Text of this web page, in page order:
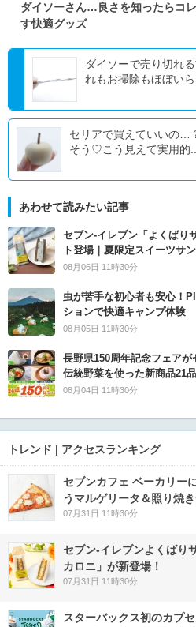
ダイソーさん…良さを知ったらコ
す快適グッズ
ダイソーで売り切れ
れもお掃除もほぼいら
セリアで買えていいの…
そう♡こう見えて実用的...
あわせて読みたい記事
セブン‐イレブン「よくばり
ト登場｜夏限定スイーツサ
08月06日 11時30分
虫が苦手な初心者も安心！
ションで快適キャンプ体験
08月05日 11時30分
長野県150周年記念フェア
伝統野菜を使った新商品21
08月04日 11時30分
トレンド | アクセスランキング
セブンカフェ ベーカリー
うマルゲリータ＆照り焼
07月31日 11時30分
セブン‐イレブンよくばり
カロニ」が新登場！
07月31日 11時30分
スターバックス初のカプ